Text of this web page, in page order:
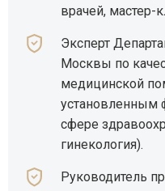
врачей, мастер-
Эксперт
Москвы по
медицинской
установленным
сфере
гинекология).
Руководитель